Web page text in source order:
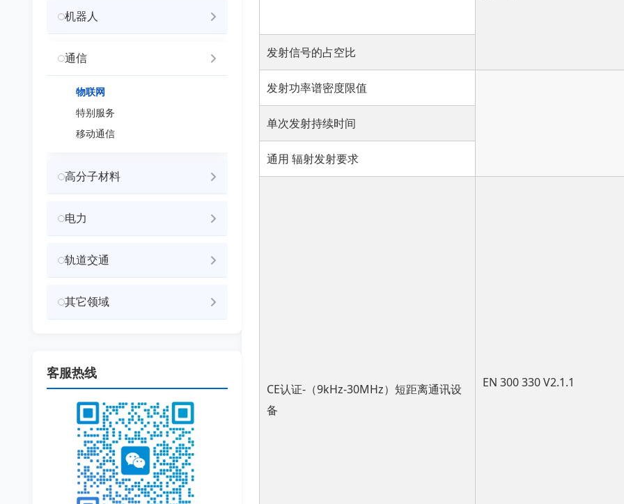
发射信号的占空比
发射功率谱密度限值
单次发射持续时间
通用 辐射发射要求
CE认证-（9kHz-30MHz）短距离通讯设
备
EN 300 330 V2.1.1
机器人
通信
物联网
特别服务
移动通信
高分子材料
电力
轨道交通
其它领域
客服热线